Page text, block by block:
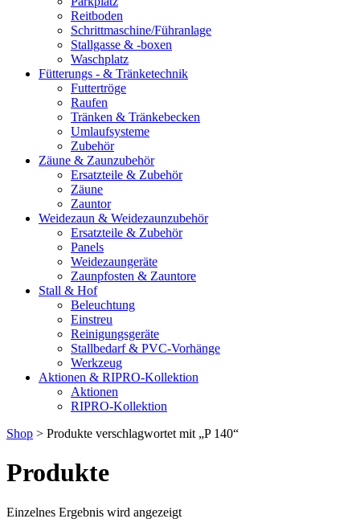
Reitboden
Schrittmaschine/Führanlage
Stallgasse & -boxen
Waschplatz
Fütterungs - & Tränketechnik
Futtertröge
Raufen
Tränken & Tränkebecken
Umlaufsysteme
Zubehör
Zäune & Zaunzubehör
Ersatzteile & Zubehör
Zäune
Zauntor
Weidezaun & Weidezaunzubehör
Ersatzteile & Zubehör
Panels
Weidezaungeräte
Zaunpfosten & Zauntore
Stall & Hof
Beleuchtung
Einstreu
Reinigungsgeräte
Stallbedarf & PVC-Vorhänge
Werkzeug
Aktionen & RIPRO-Kollektion
Aktionen
RIPRO-Kollektion
Shop > Produkte verschlagwortet mit „P 140“
Produkte
Einzelnes Ergebnis wird angezeigt